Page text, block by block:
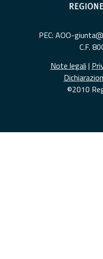
PEC: AOO-
C.F.
Note legali |
©2010